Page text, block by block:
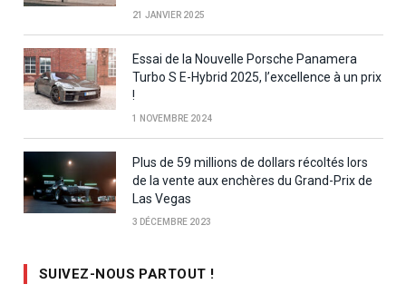
21 JANVIER 2025
Essai de la Nouvelle Porsche Panamera
Turbo S E-Hybrid 2025, l’excellence à un prix
!
1 NOVEMBRE 2024
Plus de 59 millions de dollars récoltés lors
de la vente aux enchères du Grand-Prix de
Las Vegas
3 DÉCEMBRE 2023
SUIVEZ-NOUS PARTOUT !